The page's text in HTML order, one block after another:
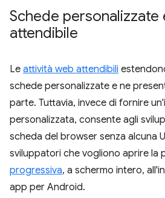
Schede personalizzate
attendibile
Le attività web attendibili
schede personalizzate e ne
parte. Tuttavia, invece di fornire
personalizzata, consente agli
scheda del browser senza alcuna
sviluppatori che vogliono aprire la
progressiva, a schermo intero,
app per Android.